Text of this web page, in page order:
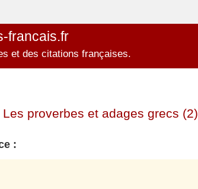
francais.fr
et des citations françaises.
Les proverbes et adages grecs (2)
: